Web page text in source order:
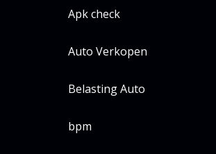
Apk check
Auto Verkopen
Belasting Auto
bpm